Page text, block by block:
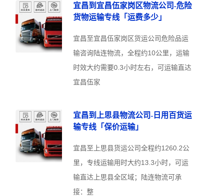
宜昌到宜昌伍家岗区物流公司-危险
货物运输专线「运费多少」
宜昌至宜昌伍家岗区货运公司危险品运
输咨询陆连物流，全程约10公里，运输
时效大约需要0.3小时左右，可运输直达
宜昌伍家
宜昌到上思县物流公司-日用百货运
输专线「保价运输」
宜昌至上思县货运公司全程约1260.2公
里，专线运输用时大约13.3小时，可运
输直达上思县全区域；陆连物流可承
接：整